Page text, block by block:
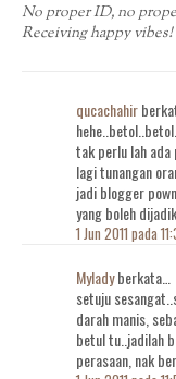
No proper ID, no
Receiving happy vibes!
qucachahir
hehe..betol..betol..
tak perlu lah
lagi tunangan
jadi blogger
yang boleh
1 Jun 2011 pada
Myladyberkata…
setuju
darah manis,
betul tu..jadilah
perasaan, nak